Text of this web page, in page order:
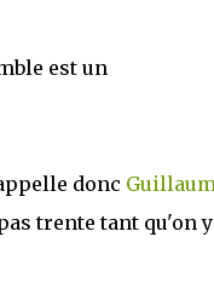
est un
donc
trente tant qu'on y